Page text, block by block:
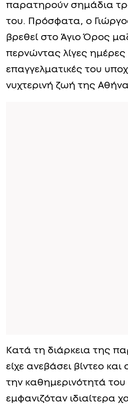
παρατηρούν σημάδια
του. Πρόσφατα, ο
βρεθεί στο Άγιο Όρος
περνώντας λίγες
επαγγελματικές του
νυχτερινή ζωή της
Κατά τη διάρκεια της
είχε ανεβάσει βίντεο
την καθημερινότητά
εμφανιζόταν ιδιαίτερα